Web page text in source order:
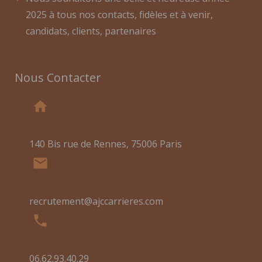
2025 à tous nos contacts, fidèles et à venir,
candidats, clients, partenaires
Nous Contacter
home
140 Bis rue de Rennes, 75006 Paris
mail
recrutement@ajccarrieres.com
phone
06.62.93.40.29